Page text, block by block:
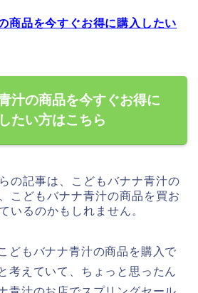
商品を今すぐお得に購入したい
汁の商品を今すぐお得に
たい方はこちら
の記事は、こどもバナナ青汁の
こどもバナナ青汁の商品を買お
いるのかもしれません。
どもバナナ青汁の商品を購入で
考えていて、ちょっと思ったん